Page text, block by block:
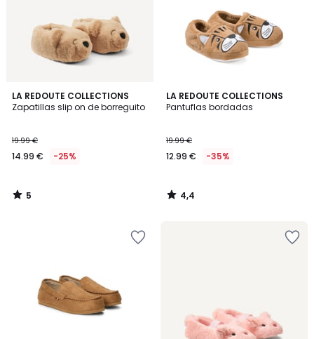
LA REDOUTE COLLECTIONS
Zapatillas slip on de borreguito
19.99 €
14.99 € -25%
5
/
5
/
LA REDOUTE COLLECTIONS
Pantuflas bordadas
19.99 €
12.99 € -35%
4,4
/ 5
4,4
/